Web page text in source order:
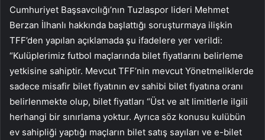
Cumhuriyet Başsavcılığı’nın Tuzlaspor lideri Mehmet
Berzan İlhanlı hakkında başlattığı soruşturmaya ilişkin
TFF’den yapılan açıklamada şu ifadelere yer verildi:
“Kulüplerimiz futbol maçlarında bilet fiyatlarını belirleme
yetkisine sahiptir. Mevcut TFF’nin mevcut Yönetmeliklerde
sadece misafir bilet fiyatının ev sahibi bilet fiyatına oranı
belirlenmekte olup, bilet fiyatları “Üst ve alt limitlerle ilgili
herhangi bir sınırlama yoktur. Ayrıca söz konusu kulübün
ev sahipliği yaptığı maçların bilet satış sayıları ve e-bilet